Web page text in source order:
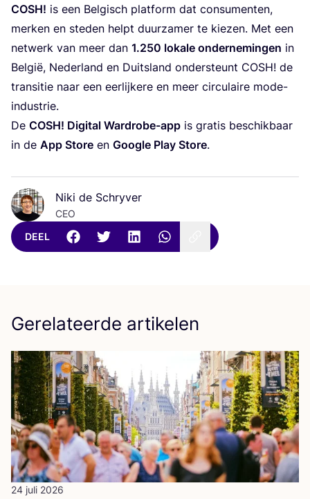
COSH! is een Bel­gisch plat­form dat con­su­men­ten,
mer­ken en ste­den helpt duur­za­mer te kie­zen. Met een
net­werk van meer dan 1.250 loka­le onder­ne­min­gen in
Bel­gië, Neder­land en Duits­land onder­steunt COSH! de
tran­si­tie naar een eer­lij­ke­re en meer cir­cu­lai­re mode-
industrie.
De COSH! Digi­tal Ward­ro­be-app is gra­tis beschik­baar
in de App Sto­re en Goog­le Play Sto­re.
Niki de Schryver
CEO
DEEL
Gerelateerde artikelen
24 juli 2026